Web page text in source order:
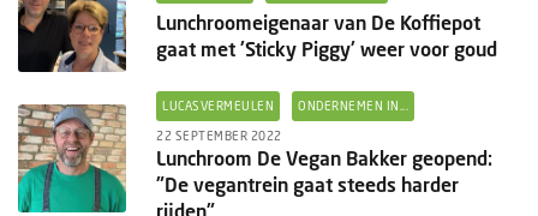
Lunchroomeigenaar van De Koffiepot
gaat met 'Sticky Piggy' weer voor goud
LUCASVERMEULEN ONDERNEMEN IN...
22 SEPTEMBER 2022
Lunchroom De Vegan Bakker geopend:
"De vegantrein gaat steeds harder
rijden"